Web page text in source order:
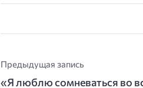
Предыдущая запись
«Я люблю сомневаться во